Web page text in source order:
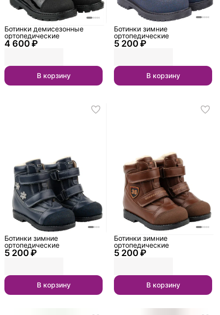
4 600 ₽
Ботинки демисезонные
ортопедические
В корзину
5 200 ₽
Ботинки зимние
ортопедические
В корзину
5 200 ₽
Ботинки зимние
ортопедические
В корзину
5 200 ₽
Ботинки зимние
ортопедические
В корзину